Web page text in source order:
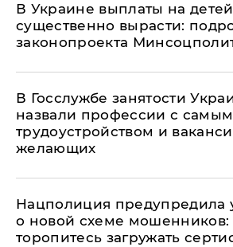
В Украине выплаты на
существенно вырасти:
законопроекта
В Госслужбе занятости
назвали профессии с
трудоустройством и
желающих
Нацполиция предупредила
о новой схеме мошенников:
торопитесь загружать